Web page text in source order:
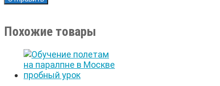
Похожие товары